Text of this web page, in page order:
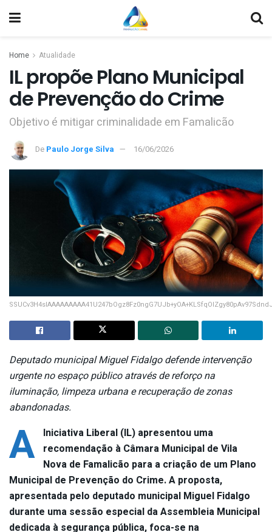
Home Atualidade
IL propõe Plano Municipal
de Prevenção do Crime
Objetivo é mitigar criminalidade em Famalicão
De Paulo Jorge Silva 16/06/2026
Deputado municipal Miguel Fidalgo defende intervenção
urgente no espaço público através de reforço na
iluminação, limpeza urbana e recuperação de zonas
abandonadas.
A Iniciativa Liberal (IL) apresentou uma
recomendação à Câmara Municipal de Vila
Nova de Famalicão para a criação de um Plano
Municipal de Prevenção do Crime. A proposta,
apresentada pelo deputado municipal Miguel Fidalgo
durante uma sessão especial da Assembleia Municipal
dedicada à segurança pública, foca-se na